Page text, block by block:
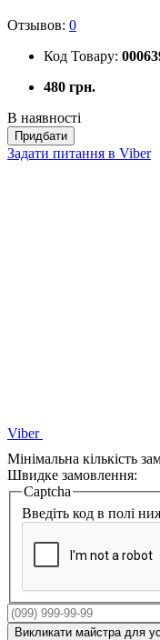
Отзывов: 0
Код Товару:
480 грн.
В наявності
Придбати
Задати питання в Viber
Viber
Мінімальна кількість
Швидке замовлення:
Captcha
Введіть код в полі
Викликати майстра для